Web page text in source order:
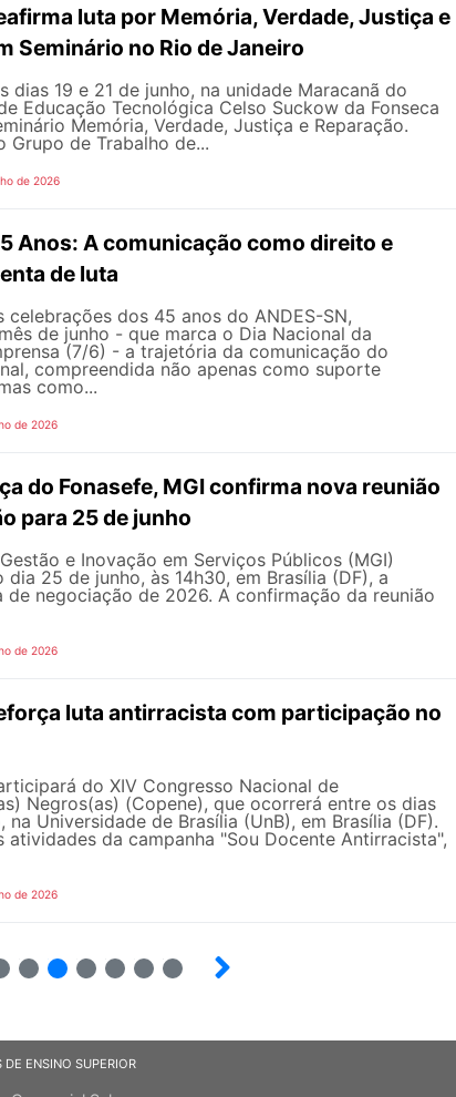
luta por Memória, Verdade, Justiça e
Seminário no Rio de Janeiro
dias 19 e 21 de junho, na unidade Maracanã do
Educação Tecnológica Celso Suckow da Fonseca
Memória, Verdade, Justiça e Reparação.
Grupo de Trabalho de...
de 2026
Anos: A comunicação como direito e
de luta
celebrações dos 45 anos do ANDES-SN,
de junho - que marca o Dia Nacional da
(7/6) - a trajetória da comunicação do
compreendida não apenas como suporte
como...
de 2026
do Fonasefe, MGI confirma nova reunião
para 25 de junho
e Inovação em Serviços Públicos (MGI)
dia 25 de junho, às 14h30, em Brasília (DF), a
de negociação de 2026. A confirmação da reunião
de 2026
luta antirracista com participação no
do XIV Congresso Nacional de
Negros(as) (Copene), que ocorrerá entre os dias
na Universidade de Brasília (UnB), em Brasília (DF).
atividades da campanha "Sou Docente Antirracista",
de 2026
ENSINO SUPERIOR